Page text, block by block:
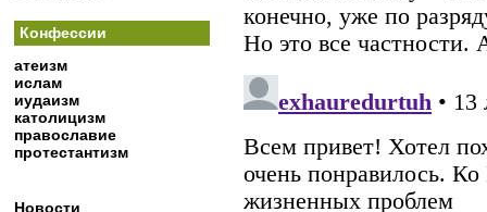
Конфессии
атеизм
ислам
иудаизм
католицизм
православие
протестантизм
Новости